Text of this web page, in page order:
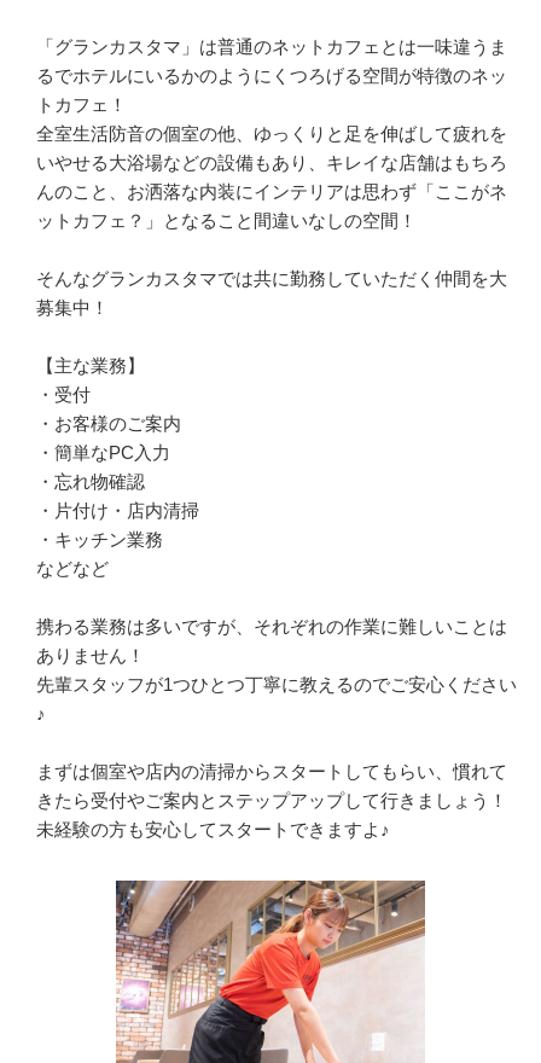
「グランカスタマ」は普通のネットカフェとは一味違うま
るでホテルにいるかのようにくつろげる空間が特徴のネッ
トカフェ！
全室生活防音の個室の他、ゆっくりと足を伸ばして疲れを
いやせる大浴場などの設備もあり、キレイな店舗はもちろ
んのこと、お洒落な内装にインテリアは思わず「ここがネ
ットカフェ？」となること間違いなしの空間！
そんなグランカスタマでは共に勤務していただく仲間を大
募集中！
【主な業務】
・受付
・お客様のご案内
・簡単なPC入力
・忘れ物確認
・片付け・店内清掃
・キッチン業務
などなど
携わる業務は多いですが、それぞれの作業に難しいことは
ありません！
先輩スタッフが1つひとつ丁寧に教えるのでご安心ください
♪
まずは個室や店内の清掃からスタートしてもらい、慣れて
きたら受付やご案内とステップアップして行きましょう！
未経験の方も安心してスタートできますよ♪